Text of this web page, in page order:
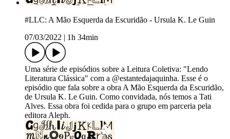
#LLC: A Mão Esquerda da Escuridão - Ursula K. Le Guin
07/03/2022
1h 34min
Uma série de episódios sobre a Leitura Coletiva: "Lendo
Literatura Clássica" com a @estantedajaquinha. Esse é o
episódio que fala sobre a obra A Mão Esquerda da Escuridão,
de Ursula K. Le Guin. Como convidada, nós temos a Tati
Alves. Essa obra foi cedida para o grupo em parceria pela
editora Aleph.